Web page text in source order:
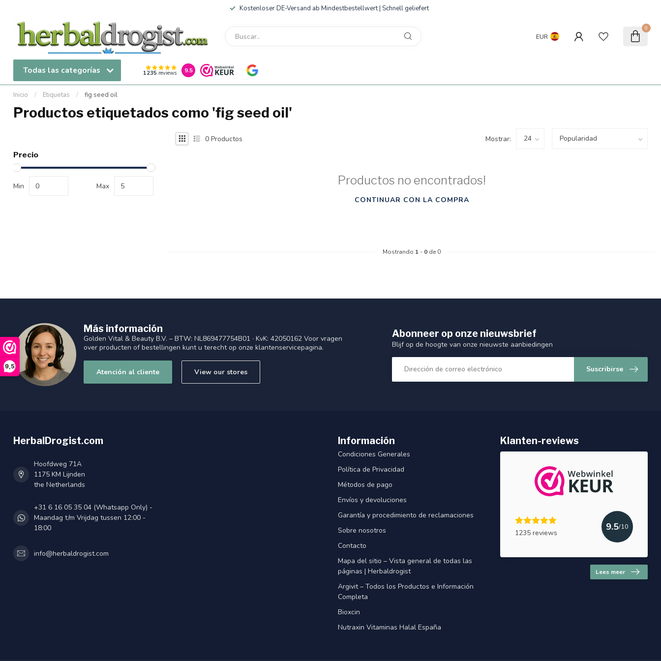
9,5
Kostenloser DE-Versand ab Mindestbestellwert | Schnell geliefert
EUR
0
Todas las categorías 1235 reviews 9.5
Inicio / Etiquetas / fig seed oil
Productos etiquetados como 'fig seed oil'
Precio
Min Max
0 Productos Mostrar:
Productos no encontrados!
CONTINUAR CON LA COMPRA
Mostrando 1 - 0 de 0
Más información
Golden Vital & Beauty B.V. – BTW: NL869477754B01 · KvK: 42050162 Voor vragen
over producten of bestellingen kunt u terecht op onze klantenservicepagina.
Atención al cliente View our stores
Abonneer op onze nieuwsbrief
Blijf op de hoogte van onze nieuwste aanbiedingen
Suscribirse
HerbalDrogist.com
Hoofdweg 71A
1175 KM Lijnden
the Netherlands
+31 6 16 05 35 04 (Whatsapp Only) -
Maandag t/m Vrijdag tussen 12:00 -
18:00
info@herbaldrogist.com
Información
Condiciones Generales
Política de Privacidad
Métodos de pago
Envíos y devoluciones
Garantía y procedimiento de reclamaciones
Sobre nosotros
Contacto
Mapa del sitio – Vista general de todas las
páginas | Herbaldrogist
Argivit – Todos los Productos e Información
Completa
Bioxcin
Nutraxin Vitaminas Halal España
Klanten-reviews
1235 reviews
9.5/10
Lees meer